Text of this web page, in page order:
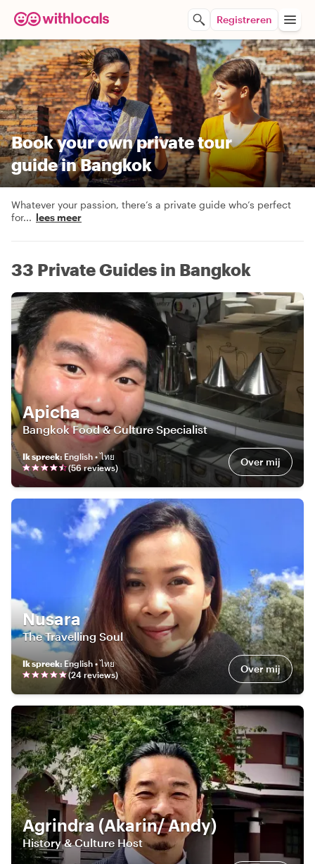
Registreren
Book your own private tour
guide in Bangkok
Whatever your passion, there’s a private guide who’s perfect
for... lees meer
33 Private Guides in Bangkok
Apicha
Bangkok Food & Culture Specialist
Ik spreek:English • ไทย
(56reviews) Over mij
Nusara
The Travelling Soul
Ik spreek: English • ไทย
(24 reviews) Over mij
Agrindra (Akarin/ Andy)
History & Culture Host